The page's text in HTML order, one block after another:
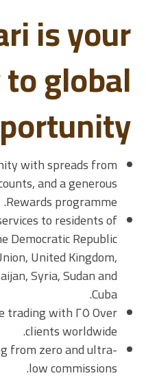
is your
global
and a generous
Rewards programme.
to residents of
Democratic Republic
United Kingdom,
Syria, Sudan and
Cuba.
clients worldwide.
from zero and ultra-
low commissions.